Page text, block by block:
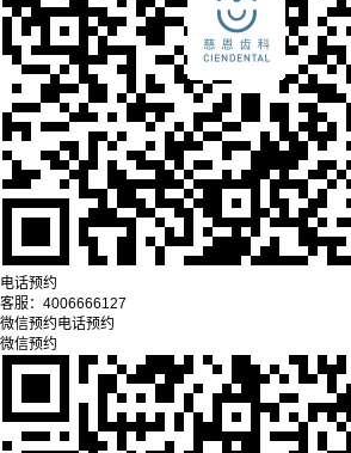
电话预约
客服： 4006666127
微信预约电话预约
微信预约